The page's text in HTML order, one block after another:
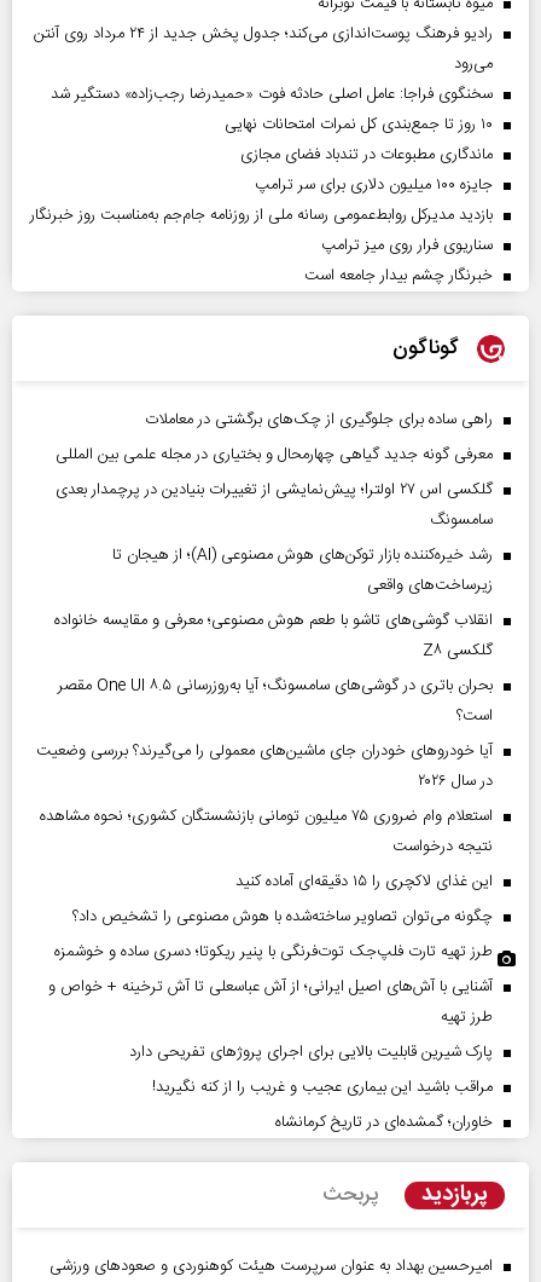
رادیو فرهنگ پوست‌اندازی می‌کند؛ جدول پخش جدید از ۲۴ مرداد روی آنتن
می‌رود
سخنگوی فراجا: عامل اصلی حادثه فوت «حمیدرضا رجب‌زاده» دستگیر شد
۱۰ روز تا جمع‌بندی کل نمرات امتحانات نهایی
ماندگاری مطبوعات در تندباد فضای مجازی
جایزه ۱۰۰ میلیون دلاری برای سر ترامپ
بازدید مدیرکل روابط‌عمومی رسانه ملی از روزنامه جام‌جم به‌مناسبت روز خبرنگار
سناریوی فرار روی میز ترامپ
خبرنگار چشم بیدار جامعه است
گوناگون
راهی ساده برای جلوگیری از چک‌های برگشتی در معاملات
معرفی گونه جدید گیاهی چهارمحال و بختیاری در مجله علمی بین المللی
گلکسی اس ۲۷ اولترا؛ پیش‌نمایشی از تغییرات بنیادین در پرچمدار بعدی
سامسونگ
رشد خیره‌کننده بازار توکن‌های هوش مصنوعی (AI)؛ از هیجان تا
زیرساخت‌های واقعی
انقلاب گوشی‌های تاشو‌ با طعم هوش مصنوعی؛ معرفی و مقایسه خانواده
گلکسی Z۸
بحران باتری در گوشی‌های سامسونگ؛ آیا به‌روزرسانی One UI ۸.۵ مقصر
است؟
آیا خودروهای خودران جای ماشین‌های معمولی را می‌گیرند؟ بررسی وضعیت
در سال ۲۰۲۶
استعلام وام ضروری ۷۵ میلیون تومانی بازنشستگان کشوری؛ نحوه مشاهده
نتیجه درخواست
این غذای لاکچری را ۱۵ دقیقه‌ای آماده کنید
چگونه می‌توان تصاویر ساخته‌شده با هوش مصنوعی را تشخیص داد؟
طرز تهیه تارت فلپ‌جک توت‌فرنگی با پنیر ریکوتا؛ دسری ساده و خوشمزه
آشنایی با آش‌های اصیل ایرانی؛ از آش عباسعلی تا آش ترخینه + خواص و
طرز تهیه
پارک شیرین قابلیت‌ بالایی برای اجرای پروژهای تفریحی دارد
مراقب باشید این بیماری عجیب و غریب را از کنه نگیرید!
خاوران؛ گمشده‌ای در تاریخ کرمانشاه
پربازدید پربحث
امیرحسین بهداد به عنوان سرپرست هیئت کوهنوردی و صعودهای ورزشی